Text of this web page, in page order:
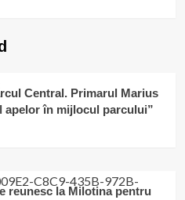
Central. Primarul Marius
apelor în mijlocul parcului”
reunesc la Milotina pentru